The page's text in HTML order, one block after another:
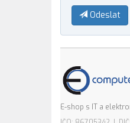
Odeslat
E-shop s IT a